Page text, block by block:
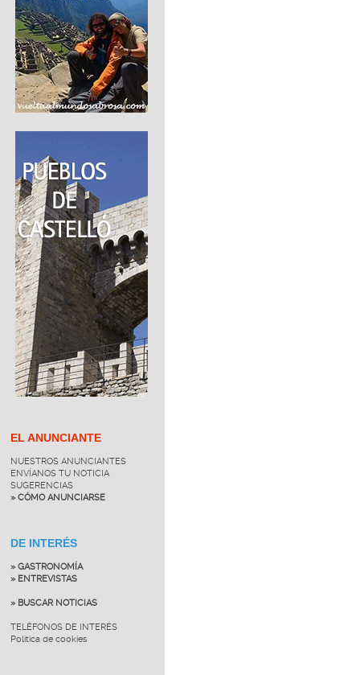
EL ANUNCIANTE
NUESTROS ANUNCIANTES
ENVÍANOS TU NOTICIA
SUGERENCIAS
» CÓMO ANUNCIARSE
DE INTERÉS
» GASTRONOMÍA
» ENTREVISTAS
» BUSCAR NOTICIAS
TELÉFONOS DE INTERÉS
Política de cookies